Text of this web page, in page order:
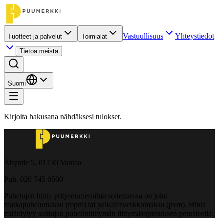
Tuotteet ja palvelut Toimialat Vastuullisuus Yhteystiedot
Tietoa meistä
Suomi
Kirjoita hakusana nähdäksesi tulokset.
Åbyntie 5, 01730 Vantaa
Puh. 020 745 0500
Puhelujen hinta yritysnumeroihin soitettaessa on joko
matkapuhelumaksu (mpm) tai paikallisverkkomaksu (pvm). Hinta
määräytyy soittajan puhelinliittymän liittymäsopimuksen perusteella.